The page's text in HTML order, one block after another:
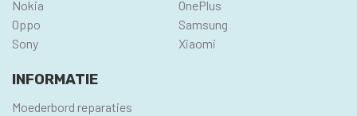
Nokia
OnePlus
Oppo
Samsung
Sony
Xiaomi
INFORMATIE
Moederbord reparaties